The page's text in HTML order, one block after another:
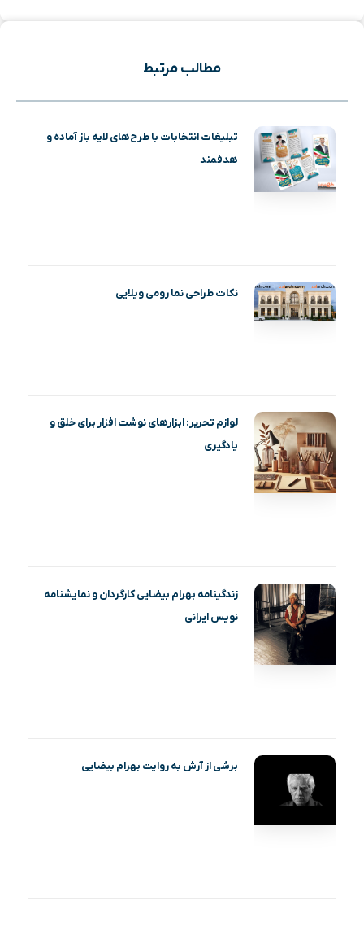
مطالب مرتبط
تبلیغات انتخابات با طرح‌های لایه باز آماده و
هدفمند
نکات طراحی نما رومی ویلایی
لوازم تحریر: ابزارهای نوشت افزار برای خلق و
یادگیری
زندگینامه بهرام بیضایی کارگردان و نمایشنامه
نویس ایرانی
برشی از آرش به روایت بهرام بیضایی